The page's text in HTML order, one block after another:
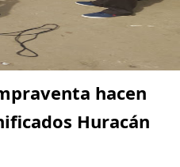
hacen
Huracán